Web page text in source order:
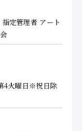
定管理者 アート
4火曜日※祝日除